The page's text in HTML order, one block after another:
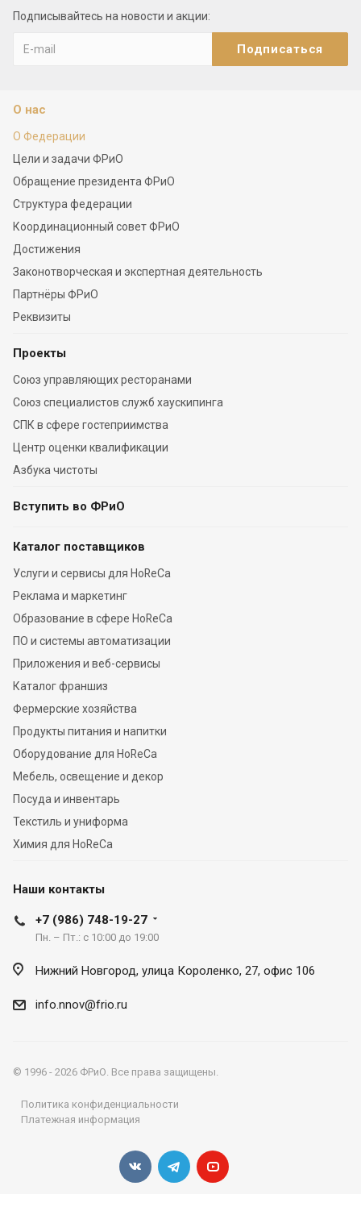
Подписывайтесь на новости и акции:
О нас
О Федерации
Цели и задачи ФРиО
Обращение президента ФРиО
Структура федерации
Координационный совет ФРиО
Достижения
Законотворческая и экспертная деятельность
Партнёры ФРиО
Реквизиты
Проекты
Союз управляющих ресторанами
Союз специалистов служб хаускипинга
СПК в сфере гостеприимства
Центр оценки квалификации
Азбука чистоты
Вступить во ФРиО
Каталог поставщиков
Услуги и сервисы для HoReCa
Реклама и маркетинг
Образование в сфере HoReCa
ПО и системы автоматизации
Приложения и веб-сервисы
Каталог франшиз
Фермерские хозяйства
Продукты питания и напитки
Оборудование для HoReCa
Мебель, освещение и декор
Посуда и инвентарь
Текстиль и униформа
Химия для HoReCa
Наши контакты
+7 (986) 748-19-27
Пн. – Пт.: с 10:00 до 19:00
Нижний Новгород, улица Короленко, 27, офис 106
info.nnov@frio.ru
© 1996 - 2026 ФРиО. Все права защищены.
Политика конфиденциальности
Платежная информация